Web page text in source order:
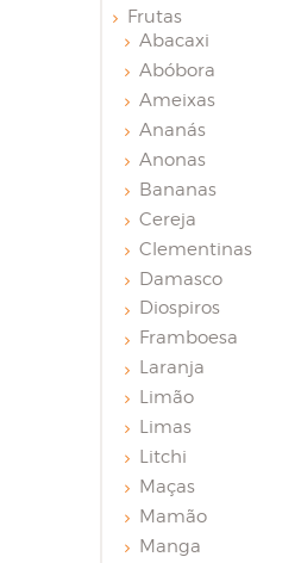
Frutas
Abacaxi
Abóbora
Ameixas
Ananás
Anonas
Bananas
Cereja
Clementinas
Damasco
Diospiros
Framboesa
Laranja
Limão
Limas
Litchi
Maças
Mamão
Manga